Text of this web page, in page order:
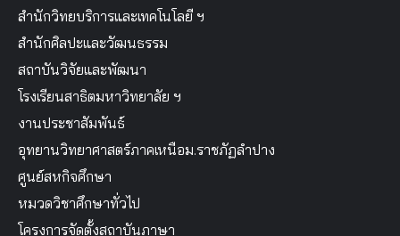
สำนักวิทยบริการและเทคโนโลยี ฯ
สำนักศิลปะและวัฒนธรรม
สถาบันวิจัยและพัฒนา
โรงเรียนสาธิตมหาวิทยาลัย ฯ
งานประชาสัมพันธ์
อุทยานวิทยาศาสตร์ภาคเหนือม.ราชภัฏลำปาง
ศูนย์สหกิจศึกษา
หมวดวิชาศึกษาทั่วไป
โครงการจัดตั้งสถาบันภาษา